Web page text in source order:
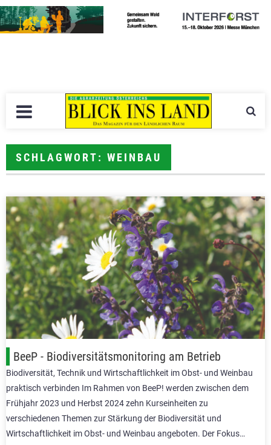
SCHLAGWORT: WEINBAU
BeeP - Biodiversitätsmonitoring am Betrieb
Biodiversität, Technik und Wirtschaftlichkeit im Obst- und Weinbau
praktisch verbinden Im Rahmen von BeeP! werden zwischen dem
Frühjahr 2023 und Herbst 2024 zehn Kurseinheiten zu
verschiedenen Themen zur Stärkung der Biodiversität und
Wirtschaftlichkeit im Obst- und Weinbau angeboten. Der Fokus…